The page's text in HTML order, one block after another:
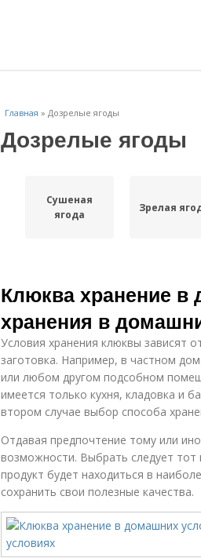
Главная » Дозрелые ягоды
Дозрелые ягоды
Сушеная
ягода
Зрелая
Клюква хранение
хранения в
Условия хранения клюквы зависят
заготовка. Например, в частном
или любом другом подсобном
имеется только кухня, кладовка и
втором случае выбор способа
Отдавая предпочтение тому или
возможности. Выбрать следует тот
продукт будет находиться в
сохранить свои полезные качества.